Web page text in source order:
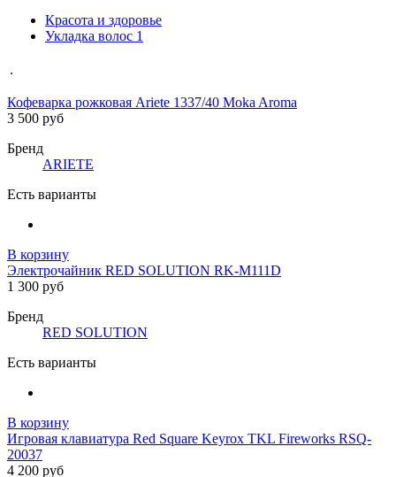
Красота и здоровье
Укладка волос 1
.
Кофеварка рожковая Ariete 1337/40 Moka Aroma
3 500 руб
Бренд
ARIETE
Есть варианты
В корзину
Электрочайник RED SOLUTION RK-M111D
1 300 руб
Бренд
RED SOLUTION
Есть варианты
В корзину
Игровая клавиатура Red Square Keyrox TKL Fireworks RSQ-
20037
4 200 руб